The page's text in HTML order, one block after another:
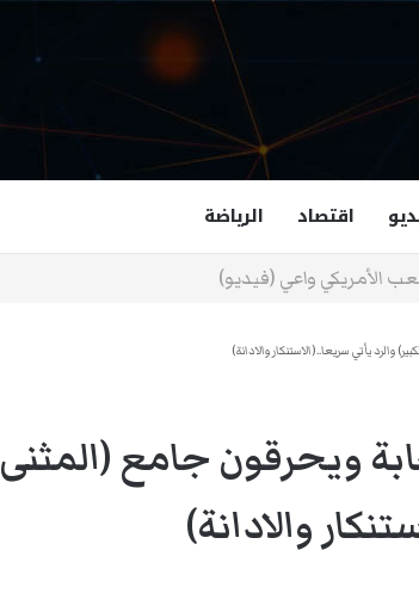
اقتصاد الرياضة
هاشمي أول مسلمة نائبة لحاكم فرجينيا
يأتي سريعا..(الاستنكار والادانة)
ويحرقون جامع (المثنى
والادانة)